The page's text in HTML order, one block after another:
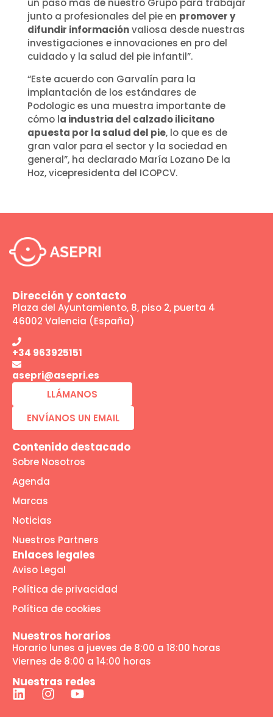
un paso más de nuestro Grupo para trabajar
junto a profesionales del pie en promover y
difundir informaciónvaliosa desde nuestras
investigaciones e innovaciones en pro del
cuidado y la salud del pie infantil”.
“Este acuerdo con Garvalín para la
implantación de los estándares de
Podologic es una muestra importante de
cómo la industria del calzado ilicitano
apuesta por la salud del pie, lo que es de
gran valor para el sector y la sociedad en
general”, ha declarado María Lozano De la
Hoz, vicepresidenta del ICOPCV.
Dirección y contacto
Plaza del Ayuntamiento, 8, piso 2, puerta 4
46002 Valencia (España)
+34 963925151
asepri@asepri.es
LLÁMANOS
ENVÍANOS UN EMAIL
Contenido destacado
Sobre Nosotros
Agenda
Marcas
Noticias
Nuestros Partners
Enlaces legales
Aviso Legal
Política de privacidad
Política de cookies
Nuestros horarios
Horario lunes a jueves de 8:00 a 18:00 horas
Viernes de 8:00 a 14:00 horas
Nuestras redes